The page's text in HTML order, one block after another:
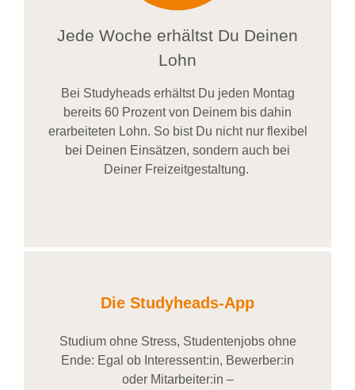
Jede Woche erhältst Du Deinen
Lohn
Bei Studyheadserhältst Du jeden Montag
bereits 60 Prozent von Deinem bis dahin
erarbeiteten Lohn. So bist Du nicht nur flexibel
bei Deinen Einsätzen, sondern auch bei
DeinerFreizeitgestaltung.
Die Studyheads-App
Studium ohne Stress, Studentenjobs ohne
Ende: Egal ob Interessent:in, Bewerber:in
oder Mitarbeiter:in –